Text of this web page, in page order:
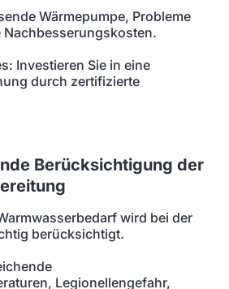
Wärmepumpe, Probleme
Nachbesserungskosten.
Investieren Sie in eine
durch zertifizierte
Berücksichtigung der
wird bei der
berücksichtigt.
Legionellengefahr,